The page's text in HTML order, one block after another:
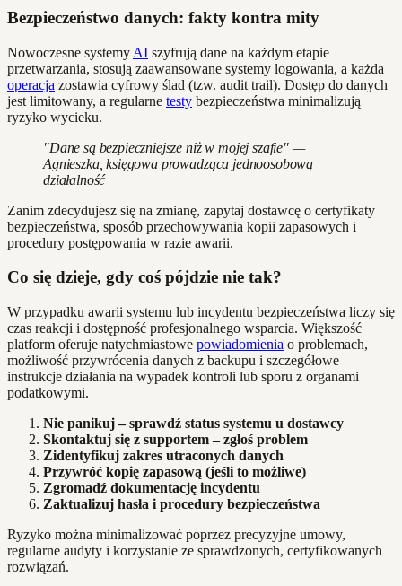
Bezpieczeństwo danych: fakty kontra mity
Nowoczesne systemy AI szyfrują dane na każdym etapie
przetwarzania, stosują zaawansowane systemy logowania, a każda
operacja zostawia cyfrowy ślad (tzw. audit trail). Dostęp do danych
jest limitowany, a regularne testy bezpieczeństwa minimalizują
ryzyko wycieku.
"Dane są bezpieczniejsze niż w mojej szafie" —
Agnieszka, księgowa prowadząca jednoosobową
działalność
Zanim zdecydujesz się na zmianę, zapytaj dostawcę o certyfikaty
bezpieczeństwa, sposób przechowywania kopii zapasowych i
procedury postępowania w razie awarii.
Co się dzieje, gdy coś pójdzie nie tak?
W przypadku awarii systemu lub incydentu bezpieczeństwa liczy się
czas reakcji i dostępność profesjonalnego wsparcia. Większość
platform oferuje natychmiastowe powiadomienia o problemach,
możliwość przywrócenia danych z backupu i szczegółowe
instrukcje działania na wypadek kontroli lub sporu z organami
podatkowymi.
Nie panikuj – sprawdź status systemu u dostawcy
Skontaktuj się z supportem – zgłoś problem
Zidentyfikuj zakres utraconych danych
Przywróć kopię zapasową (jeśli to możliwe)
Zgromadź dokumentację incydentu
Zaktualizuj hasła i procedury bezpieczeństwa
Ryzyko można minimalizować poprzez precyzyjne umowy,
regularne audyty i korzystanie ze sprawdzonych, certyfikowanych
rozwiązań.